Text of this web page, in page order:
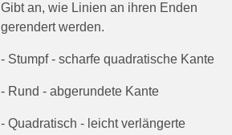
Gibt an, wie Linien an ihren Enden
gerendert werden.
- Stumpf - scharfe quadratische Kante
- Rund - abgerundete Kante
- Quadratisch - leicht verlängerte